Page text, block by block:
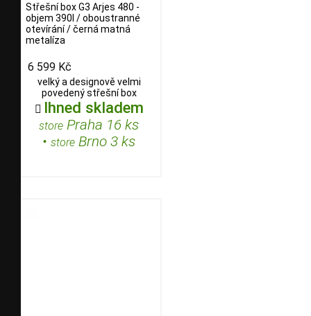
Střešní box G3 Arjes 480 -
objem 390l / oboustranné
otevírání / černá matná
metalíza
6 599 Kč
velký a designově velmi
povedený střešní box
 Ihned skladem
store Praha 16 ks
• store Brno 3 ks